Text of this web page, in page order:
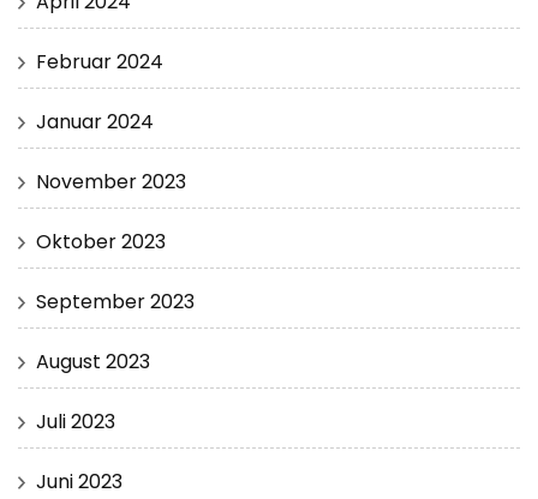
Februar 2024
Januar 2024
November 2023
Oktober 2023
September 2023
August 2023
Juli 2023
Juni 2023